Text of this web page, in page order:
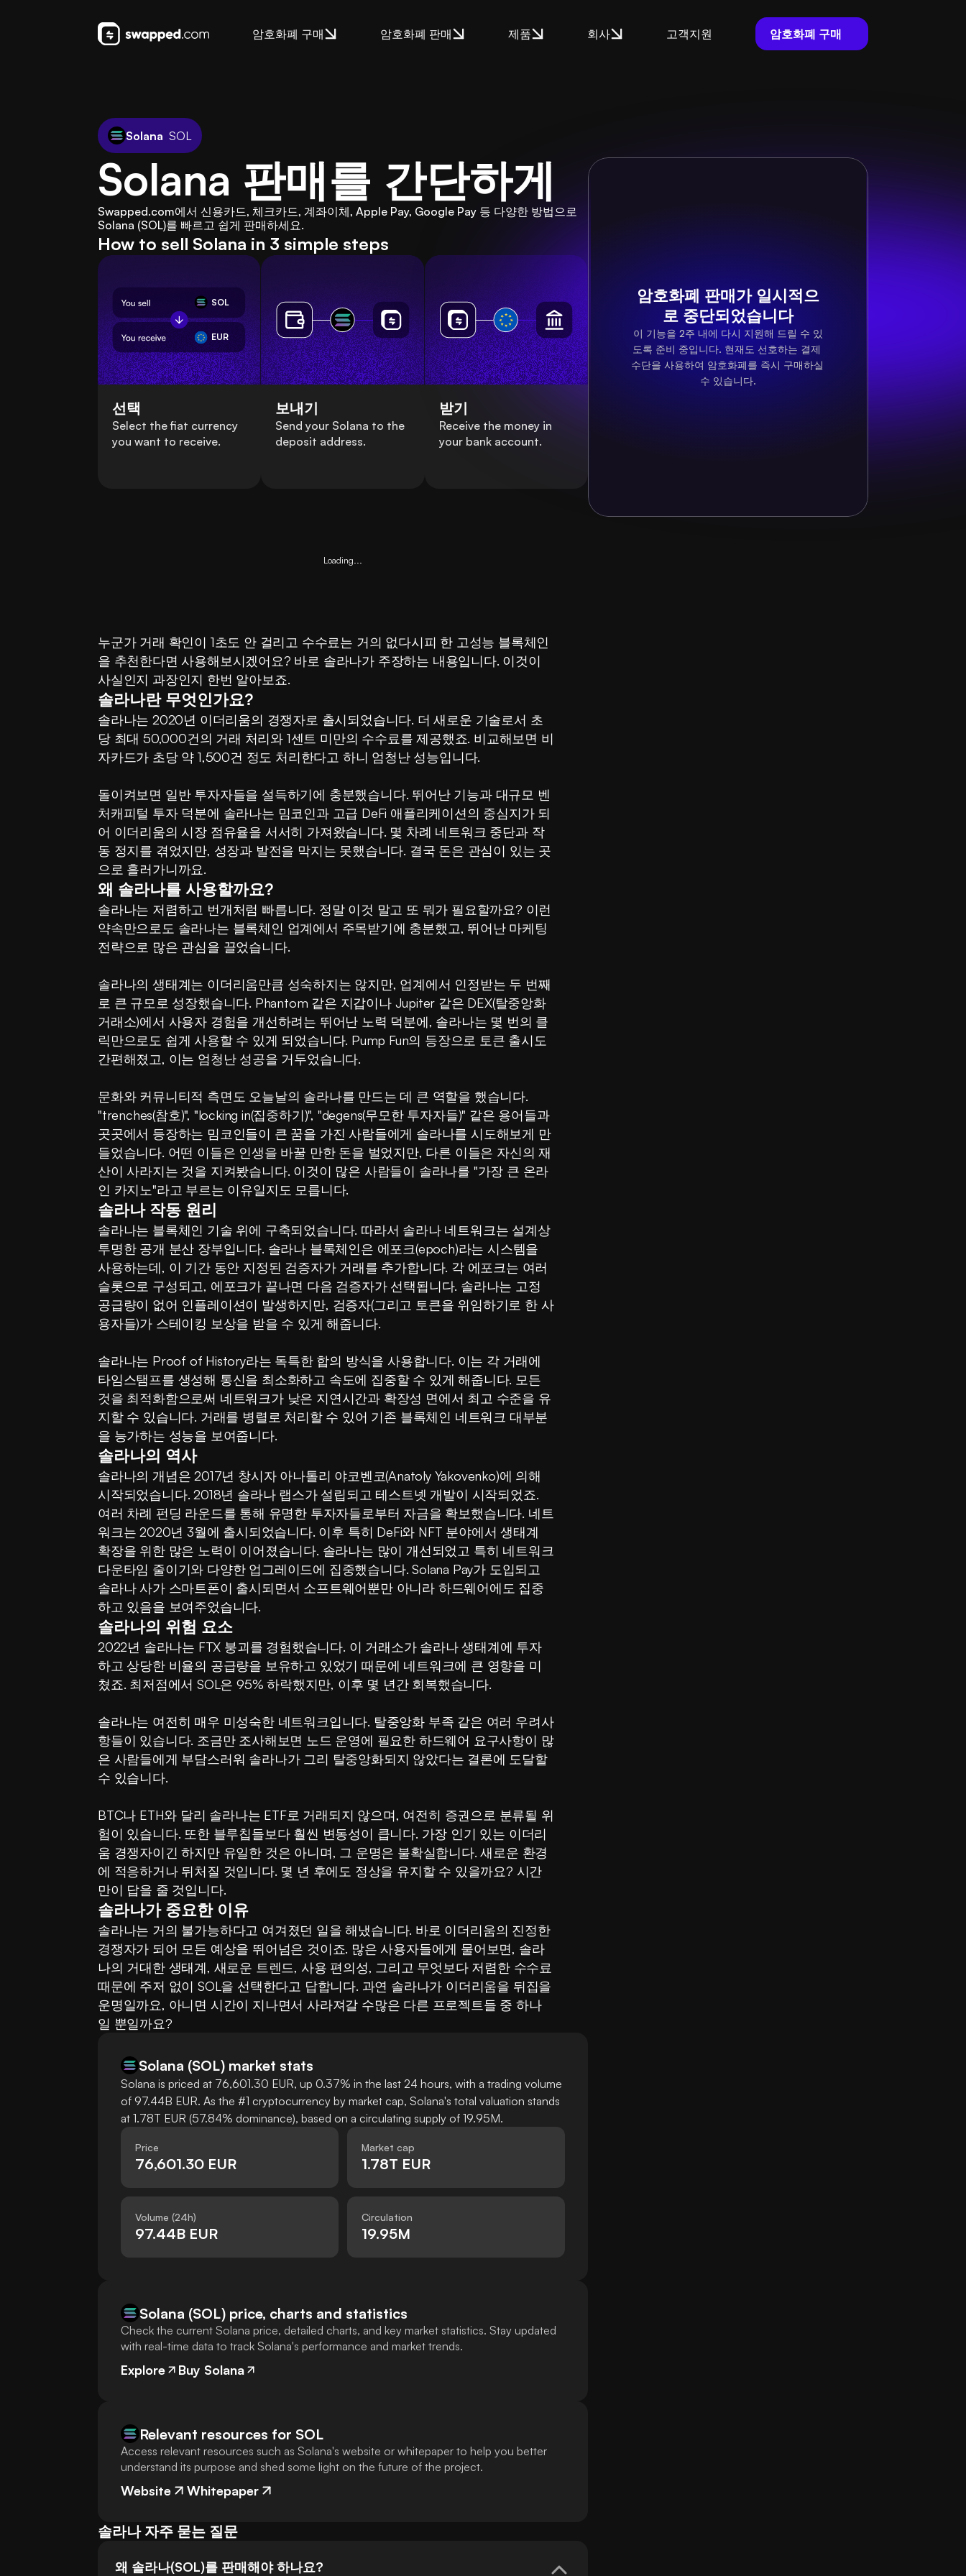
암호화폐 구매 암호화폐 판매 제품 회사 고객지원 암호화폐 구매
Solana SOL
Solana 판매를 간단하게
Swapped.com에서 신용카드, 체크카드, 계좌이체, Apple Pay, Google Pay 등 다양한 방법으로
Solana (SOL)를 빠르고 쉽게 판매하세요.
How to sell Solana in 3 simple steps
SOL
EUR
선택
Select the fiat currency
you want to receive.
보내기
Send your Solana to the
deposit address.
받기
Receive the money in
your bank account.
Loading...
누군가 거래 확인이 1초도 안 걸리고 수수료는 거의 없다시피 한 고성능 블록체인
을 추천한다면 사용해보시겠어요? 바로 솔라나가 주장하는 내용입니다. 이것이
사실인지 과장인지 한번 알아보죠.
솔라나란 무엇인가요?
솔라나는 2020년 이더리움의 경쟁자로 출시되었습니다. 더 새로운 기술로서 초
당 최대 50,000건의 거래 처리와 1센트 미만의 수수료를 제공했죠. 비교해보면 비
자카드가 초당 약 1,500건 정도 처리한다고 하니 엄청난 성능입니다.
돌이켜보면 일반 투자자들을 설득하기에 충분했습니다. 뛰어난 기능과 대규모 벤
처캐피털 투자 덕분에 솔라나는 밈코인과 고급 DeFi 애플리케이션의 중심지가 되
어 이더리움의 시장 점유율을 서서히 가져왔습니다. 몇 차례 네트워크 중단과 작
동 정지를 겪었지만, 성장과 발전을 막지는 못했습니다. 결국 돈은 관심이 있는 곳
으로 흘러가니까요.
왜 솔라나를 사용할까요?
솔라나는 저렴하고 번개처럼 빠릅니다. 정말 이것 말고 또 뭐가 필요할까요? 이런
약속만으로도 솔라나는 블록체인 업계에서 주목받기에 충분했고, 뛰어난 마케팅
전략으로 많은 관심을 끌었습니다.
솔라나의 생태계는 이더리움만큼 성숙하지는 않지만, 업계에서 인정받는 두 번째
로 큰 규모로 성장했습니다. Phantom 같은 지갑이나 Jupiter 같은 DEX(탈중앙화
거래소)에서 사용자 경험을 개선하려는 뛰어난 노력 덕분에, 솔라나는 몇 번의 클
릭만으로도 쉽게 사용할 수 있게 되었습니다. Pump Fun의 등장으로 토큰 출시도
간편해졌고, 이는 엄청난 성공을 거두었습니다.
문화와 커뮤니티적 측면도 오늘날의 솔라나를 만드는 데 큰 역할을 했습니다.
"trenches(참호)", "locking in(집중하기)", "degens(무모한 투자자들)" 같은 용어들과
곳곳에서 등장하는 밈코인들이 큰 꿈을 가진 사람들에게 솔라나를 시도해보게 만
들었습니다. 어떤 이들은 인생을 바꿀 만한 돈을 벌었지만, 다른 이들은 자신의 재
산이 사라지는 것을 지켜봤습니다. 이것이 많은 사람들이 솔라나를 "가장 큰 온라
인 카지노"라고 부르는 이유일지도 모릅니다.
솔라나 작동 원리
솔라나는 블록체인 기술 위에 구축되었습니다. 따라서 솔라나 네트워크는 설계상
투명한 공개 분산 장부입니다. 솔라나 블록체인은 에포크(epoch)라는 시스템을
사용하는데, 이 기간 동안 지정된 검증자가 거래를 추가합니다. 각 에포크는 여러
슬롯으로 구성되고, 에포크가 끝나면 다음 검증자가 선택됩니다. 솔라나는 고정
공급량이 없어 인플레이션이 발생하지만, 검증자(그리고 토큰을 위임하기로 한 사
용자들)가 스테이킹 보상을 받을 수 있게 해줍니다.
솔라나는 Proof of History라는 독특한 합의 방식을 사용합니다. 이는 각 거래에
타임스탬프를 생성해 통신을 최소화하고 속도에 집중할 수 있게 해줍니다. 모든
것을 최적화함으로써 네트워크가 낮은 지연시간과 확장성 면에서 최고 수준을 유
지할 수 있습니다. 거래를 병렬로 처리할 수 있어 기존 블록체인 네트워크 대부분
을 능가하는 성능을 보여줍니다.
솔라나의 역사
솔라나의 개념은 2017년 창시자 아나톨리 야코벤코(Anatoly Yakovenko)에 의해
시작되었습니다. 2018년 솔라나 랩스가 설립되고 테스트넷 개발이 시작되었죠.
여러 차례 펀딩 라운드를 통해 유명한 투자자들로부터 자금을 확보했습니다. 네트
워크는 2020년 3월에 출시되었습니다. 이후 특히 DeFi와 NFT 분야에서 생태계
확장을 위한 많은 노력이 이어졌습니다. 솔라나는 많이 개선되었고 특히 네트워크
다운타임 줄이기와 다양한 업그레이드에 집중했습니다. Solana Pay가 도입되고
솔라나 사가 스마트폰이 출시되면서 소프트웨어뿐만 아니라 하드웨어에도 집중
하고 있음을 보여주었습니다.
솔라나의 위험 요소
2022년 솔라나는 FTX 붕괴를 경험했습니다. 이 거래소가 솔라나 생태계에 투자
하고 상당한 비율의 공급량을 보유하고 있었기 때문에 네트워크에 큰 영향을 미
쳤죠. 최저점에서 SOL은 95% 하락했지만, 이후 몇 년간 회복했습니다.
솔라나는 여전히 매우 미성숙한 네트워크입니다. 탈중앙화 부족 같은 여러 우려사
항들이 있습니다. 조금만 조사해보면 노드 운영에 필요한 하드웨어 요구사항이 많
은 사람들에게 부담스러워 솔라나가 그리 탈중앙화되지 않았다는 결론에 도달할
수 있습니다.
BTC나 ETH와 달리 솔라나는 ETF로 거래되지 않으며, 여전히 증권으로 분류될 위
험이 있습니다. 또한 블루칩들보다 훨씬 변동성이 큽니다. 가장 인기 있는 이더리
움 경쟁자이긴 하지만 유일한 것은 아니며, 그 운명은 불확실합니다. 새로운 환경
에 적응하거나 뒤처질 것입니다. 몇 년 후에도 정상을 유지할 수 있을까요? 시간
만이 답을 줄 것입니다.
솔라나가 중요한 이유
솔라나는 거의 불가능하다고 여겨졌던 일을 해냈습니다. 바로 이더리움의 진정한
경쟁자가 되어 모든 예상을 뛰어넘은 것이죠. 많은 사용자들에게 물어보면, 솔라
나의 거대한 생태계, 새로운 트렌드, 사용 편의성, 그리고 무엇보다 저렴한 수수료
때문에 주저 없이 SOL을 선택한다고 답합니다. 과연 솔라나가 이더리움을 뒤집을
운명일까요, 아니면 시간이 지나면서 사라져갈 수많은 다른 프로젝트들 중 하나
일 뿐일까요?
Solana (SOL) market stats
Solana is priced at 76,601.30 EUR, up 0.37% in the last 24 hours, with a trading volume
of 97.44B EUR. As the #1 cryptocurrency by market cap, Solana's total valuation stands
at 1.78T EUR (57.84% dominance), based on a circulating supply of 19.95M.
Price
76,601.30 EUR
Market cap
1.78T EUR
Volume (24h)
97.44B EUR
Circulation
19.95M
Solana (SOL) price, charts and statistics
Check the current Solana price, detailed charts, and key market statistics. Stay updated
with real-time data to track Solana's performance and market trends.
Explore Buy Solana
Relevant resources for SOL
Access relevant resources such as Solana's website or whitepaper to help you better
understand its purpose and shed some light on the future of the project.
Website Whitepaper
솔라나 자주 묻는 질문
왜 솔라나(SOL)를 판매해야 하나요?
암호화폐 판매가 일시적으
로 중단되었습니다
이 기능을 2주 내에 다시 지원해 드릴 수 있
도록 준비 중입니다. 현재도 선호하는 결제
수단을 사용하여 암호화폐를 즉시 구매하실
수 있습니다.